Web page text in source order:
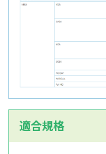
適合規格